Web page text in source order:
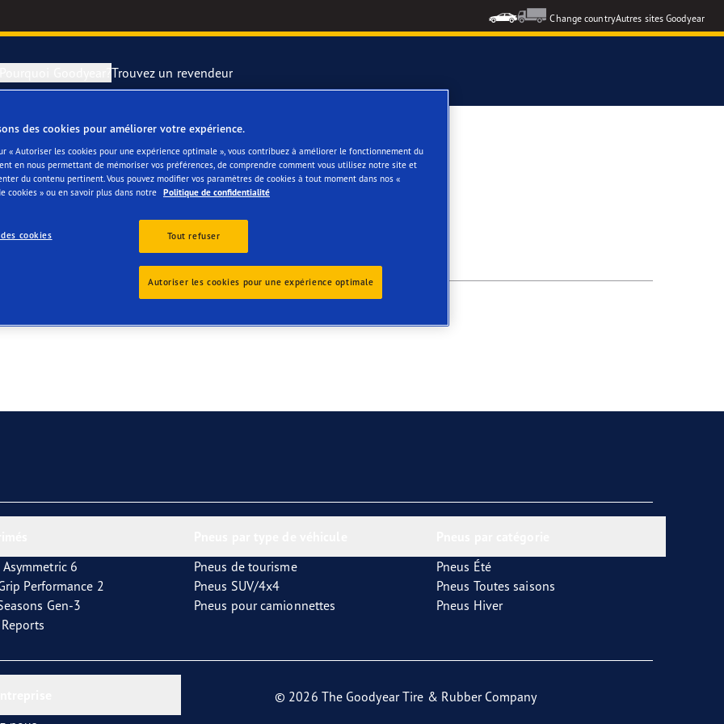
Change countryAutres sites Goodyear
Pourquoi Goodyear?
F1 SuperSport
Performance 2
4Seasons GEN-3
Trouvez un revendeur
SA
Asymmetric 6
Performance 2
Gen-3
Pneus de tourisme
Pneus SUV/4x4
Pneus pour camionnettes
Pneus Été
Pneus Toutes saisons
Pneus Hiver
© 2026 The Goodyear Tire & Rubber Company
des cookies pour améliorer votre expérience.
« Autoriser les cookies pour une expérience optimale », vous contribuez à améliorer le fonctionnement du
en nous permettant de mémoriser vos préférences, de comprendre comment vous utilisez notre site et
du contenu pertinent. Vous pouvez modifier vos paramètres de cookies à tout moment dans nos «
cookies » ou en savoir plus dans notre Politique de confidentialité
cookies Tout refuser
Autoriser les cookies pour une expérience optimale